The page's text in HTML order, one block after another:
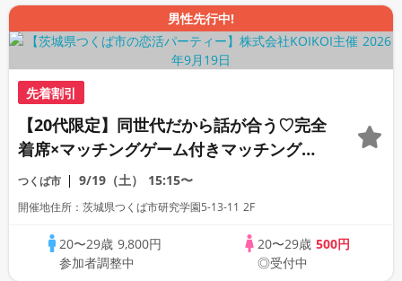
男性先行中!
先着割引
【20代限定】同世代だから話が合う♡完全
着席×マッチングゲーム付きマッチングコ
ン
つくば市 9/19（土） 15:15〜
開催地住所：茨城県つくば市研究学園5-13-11 2F
20〜29歳 9,800円
参加者調整中
20〜29歳 500円
◎受付中